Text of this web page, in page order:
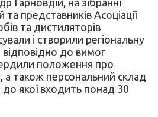
та представників Асоціації
та дистиляторів
і створили регіональну
відповідно до вимог
положення про
а також персональний склад
до якої входить понад 30